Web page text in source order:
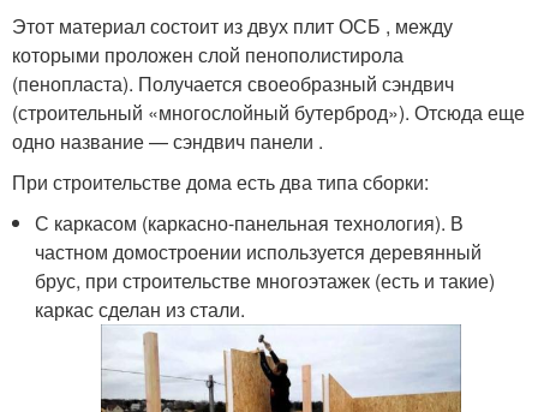
Этот материал состоит из двух плит ОСБ , между
которыми проложен слой пенополистирола
(пенопласта). Получается своеобразный сэндвич
(строительный «многослойный бутерброд»). Отсюда еще
одно название — сэндвич панели .
При строительстве дома есть два типа сборки:
С каркасом (каркасно-панельная технология). В
частном домостроении используется деревянный
брус, при строительстве многоэтажек (есть и такие)
каркас сделан из стали.